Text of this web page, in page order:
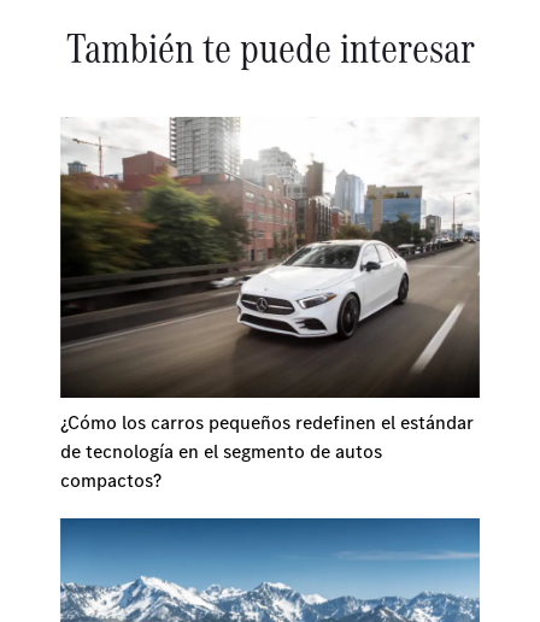
También te puede interesar
¿Cómo los carros pequeños redefinen el estándar
de tecnología en el segmento de autos
compactos?